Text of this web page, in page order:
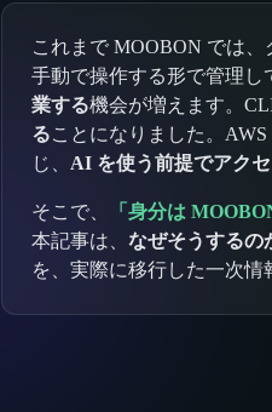
これまで MOOBON では
手動で操作する形で管理
業する機会が増えます。
ることになりました。
じ、 AI を使う前提でアク
そこで、
「身分は
本記事は、 なぜそうするの
を、実際に移行した一次